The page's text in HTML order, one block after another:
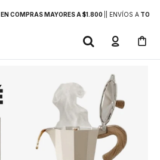
EN COMPRAS MAYORES A $1.800 | ENVÍOS ATODO